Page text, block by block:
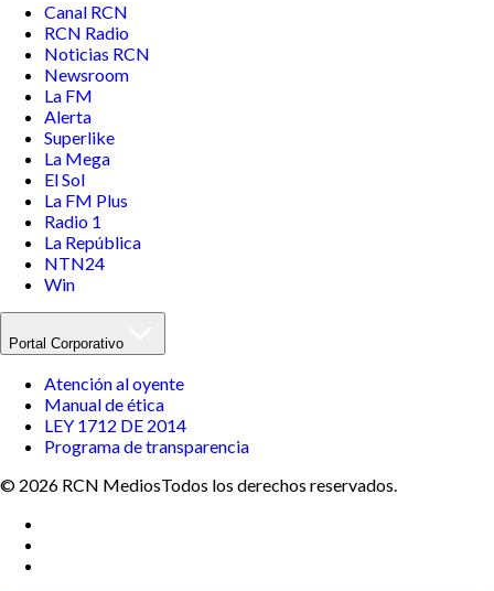
Canal RCN
RCN Radio
Noticias RCN
Newsroom
La FM
Alerta
Superlike
La Mega
El Sol
La FM Plus
Radio 1
La República
NTN24
Win
Portal Corporativo
Atención al oyente
Manual de ética
LEY 1712 DE 2014
Programa de transparencia
© 2026 RCN MediosTodos los derechos reservados.